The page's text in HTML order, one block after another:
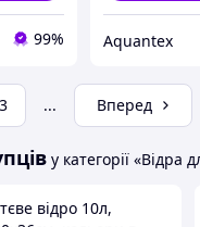
99% Aquantex
3 ... Вперед
у категорії «Відра
відро 10л,